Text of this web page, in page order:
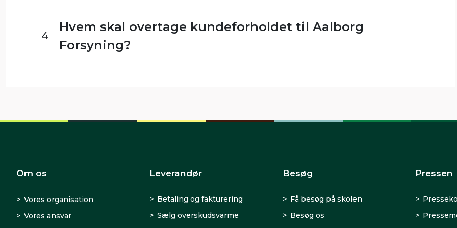
4
Hvem skal overtage kundeforholdet til Aalborg
Forsyning?
Om os
Vores organisation
Vores ansvar
Leverandør
Betaling og fakturering
Sælg overskudsvarme
Besøg
Få besøg på skolen
Besøg os
Pressen